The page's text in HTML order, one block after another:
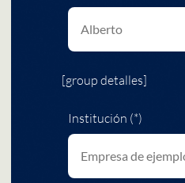
[group detalles]
Institución (*)